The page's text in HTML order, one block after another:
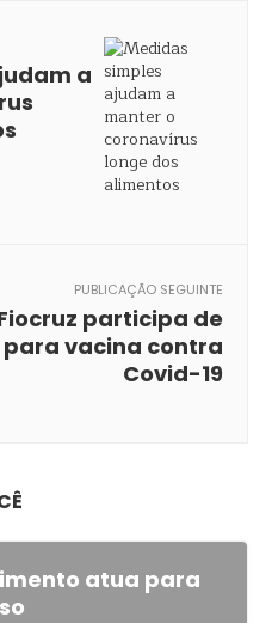
a
PUBLICAÇÃO SEGUINTE
participa de
vacina contra
Covid-19
atua para